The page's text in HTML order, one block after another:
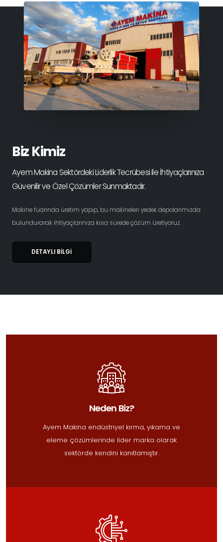
Biz Kimiz
Ayem Makina Sektördeki Liderlik Tecrübesi ile İhtiyaçlarınıza
Güvenilir ve Özel Çözümler Sunmaktadır.
Makine fuarında üretim yapıp, bu makineleri yedek depolarımızda
bulundurarak ihtiyaçlarınıza kısa sürede çözüm üretiyoruz.
DETAYLI BİLGİ
Neden Biz?
Ayem Makina endüstriyel kırma, yıkama ve
eleme çözümlerinde lider marka olarak
sektörde kendini kanıtlamıştır.